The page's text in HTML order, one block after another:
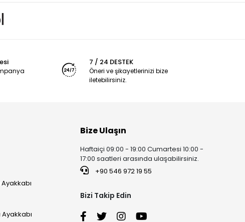
7 / 24 DESTEK
Öneri ve şikayetlerinizi bize
iletebilirsiniz.
Bize Ulaşın
Haftaiçi 09:00 - 19:00 Cumartesi 10:00 -
17:00 saatleri arasında ulaşabilirsiniz.
+90 546 972 19 55
Bizi Takip Edin